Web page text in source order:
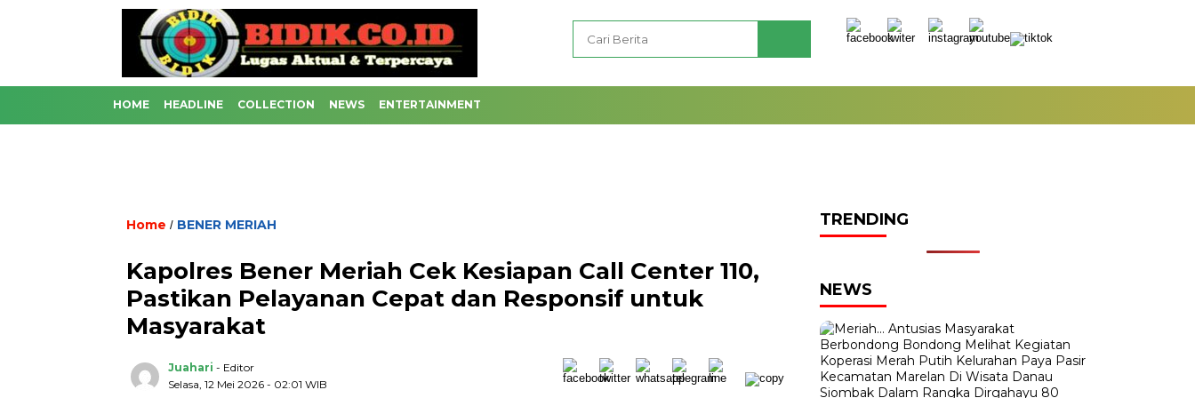
HOME HEADLINE COLLECTION NEWS ENTERTAINMENT
Home / BENER MERIAH
Kapolres Bener Meriah Cek Kesiapan Call Center 110,
Pastikan Pelayanan Cepat dan Responsif untuk
Masyarakat
Juahari - Editor
Selasa, 12 Mei 2026 - 02:01 WIB
TRENDING
NEWS